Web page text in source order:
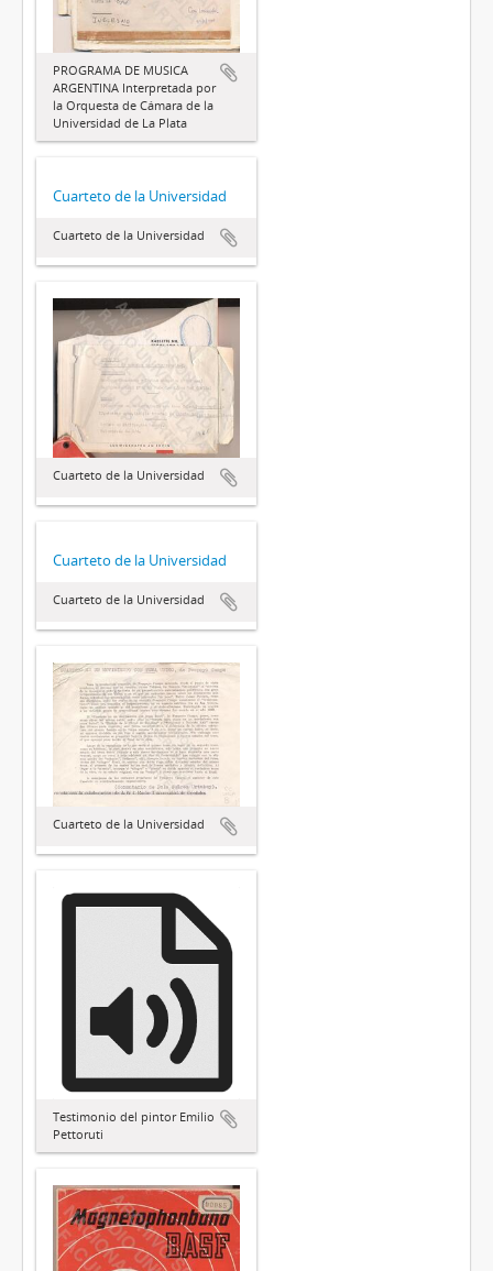
PROGRAMA DE MUSICA
ARGENTINA Interpretada por
la Orquesta de Cámara de la
Universidad de La Plata
Cuarteto de la Universidad
Cuarteto de la Universidad
Cuarteto de la Universidad
Cuarteto de la Universidad
Cuarteto de la Universidad
Cuarteto de la Universidad
Testimonio del pintor Emilio
Pettoruti